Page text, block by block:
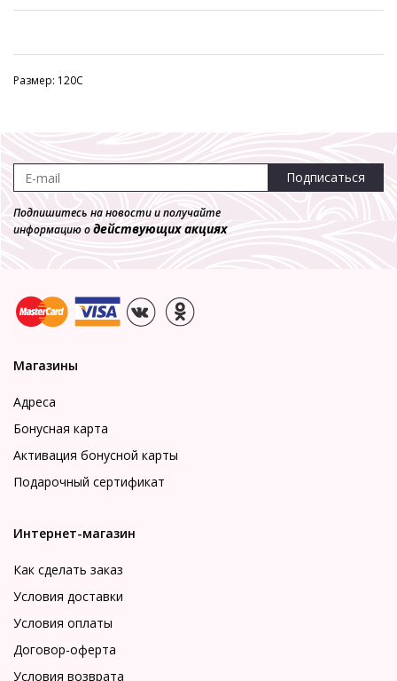
Размер: 120C
Подписаться
Подпишитесь на новости и получайте
информацию одействующих акциях
Магазины
Адреса
Бонусная карта
Активация бонусной карты
Подарочный сертификат
Интернет-магазин
Как сделать заказ
Условия доставки
Условия оплаты
Договор-оферта
Условия возврата